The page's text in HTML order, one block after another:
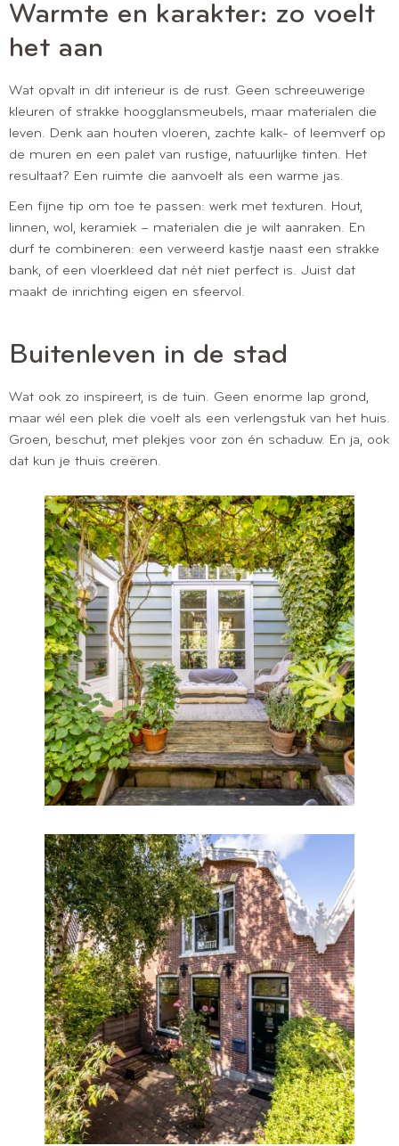
Warmte en karakter: zo voelt
het aan
Wat opvalt in dit interieur is de rust. Geen schreeuwerige
kleuren of strakke hoogglansmeubels, maar materialen die
leven. Denk aan houten vloeren, zachte kalk- of leemverf op
de muren en een palet van rustige, natuurlijke tinten. Het
resultaat? Een ruimte die aanvoelt als een warme jas.
Een fijne tip om toe te passen: werk met texturen. Hout,
linnen, wol, keramiek – materialen die je wilt aanraken. En
durf te combineren: een verweerd kastje naast een strakke
bank, of een vloerkleed dat nét niet perfect is. Juist dat
maakt de inrichting eigen en sfeervol.
Buitenleven in de stad
Wat ook zo inspireert, is de tuin. Geen enorme lap grond,
maar wél een plek die voelt als een verlengstuk van het huis.
Groen, beschut, met plekjes voor zon én schaduw. En ja, ook
dat kun je thuis creëren.